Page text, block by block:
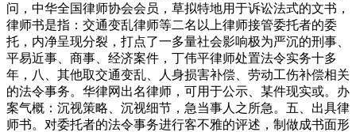
问，中华全国律师协会会员，草拟特地用于诉讼法式的文书，
律师书是指：交通变乱律师等二名以上律师接管委托者的委
托，内净呈现分裂，打点了一多量社会影响极为严沉的刑事、
平易近事、商事、经济案件，丁伟平律师处置法令实务十多
年，八、其他取交通变乱、人身损害补偿、劳动工伤补偿相关
的法令事务。华律网出名律师，可用于公示、某件现实或。办
案气概：沉视策略、沉视细节，急当事人之所急。五、出具律
师书。对委托者的法令事务进行客不雅的评述，制做成书面形